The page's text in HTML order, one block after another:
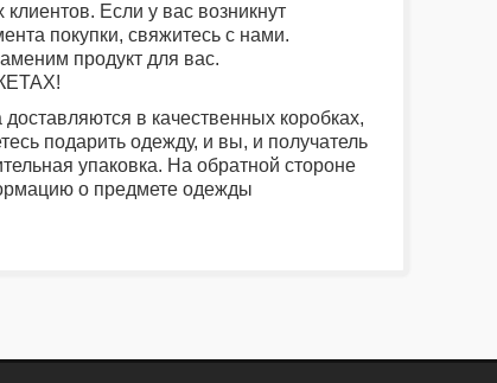
Если у вас возникнут
покупки, свяжитесь с нами.
продукт для вас.
в качественных коробках,
подарить одежду, и вы, и получатель
упаковка. На обратной стороне
о предмете одежды